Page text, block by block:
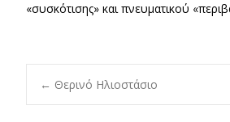
«συσκότισης» και πνευματικού
Post
← Θερινό Ηλιοστάσιο